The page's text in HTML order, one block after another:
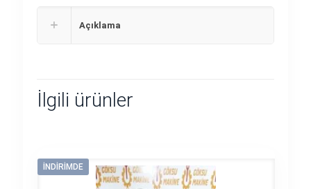
Açıklama
İlgili ürünler
İNDIRIMDE